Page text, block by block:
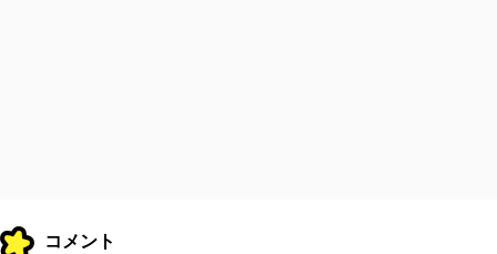
コメント